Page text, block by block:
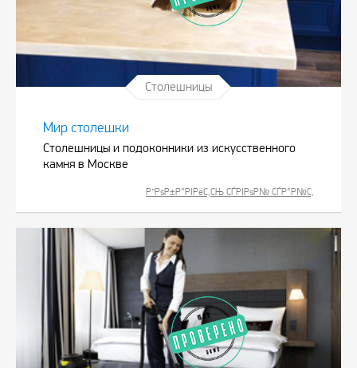
Столешницы
Мир столешки
Столешницы и подоконники из искусственного
камня в Москве
Р”РѕР±Р°РІРёС‚СЊ СЃРІРѕР№ СЃР°Р№С‚